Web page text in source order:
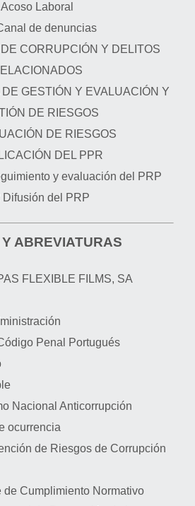
Acoso Laboral
de denuncias
CORRUPCIÓN Y DELITOS
GESTIÓN Y EVALUACIÓN Y
DE RIESGOS
DE RIESGOS
DEL PPR
y evaluación del PRP
Difusión del PRP
ABREVIATURAS
FLEXIBLE FILMS, SA
Penal Portugués
Nacional Anticorrupción
ocurrencia
de Riesgos de Corrupción
de Cumplimiento Normativo